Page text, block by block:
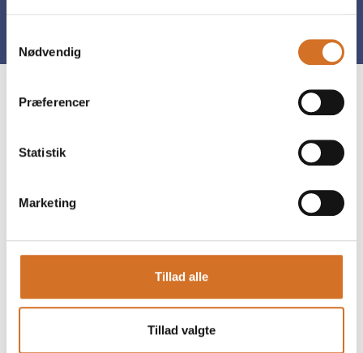
Nødvendig
Præferencer
Statistik
Marketing
Tillad alle
Tillad valgte
Gå til hjemmeside